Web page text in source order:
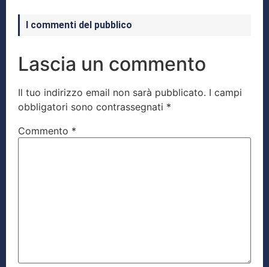
I commenti del pubblico
Lascia un commento
Il tuo indirizzo email non sarà pubblicato. I campi
obbligatori sono contrassegnati *
Commento *